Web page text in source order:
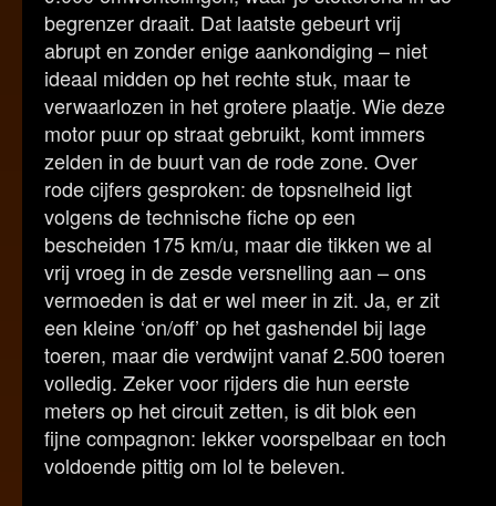
begrenzer draait. Dat laatste gebeurt vrij
abrupt en zonder enige aankondiging – niet
ideaal midden op het rechte stuk, maar te
verwaarlozen in het grotere plaatje. Wie deze
motor puur op straat gebruikt, komt immers
zelden in de buurt van de rode zone. Over
rode cijfers gesproken: de topsnelheid ligt
volgens de technische fiche op een
bescheiden 175 km/u, maar die tikken we al
vrij vroeg in de zesde versnelling aan – ons
vermoeden is dat er wel meer in zit. Ja, er zit
een kleine ‘on/off’ op het gashendel bij lage
toeren, maar die verdwijnt vanaf 2.500 toeren
volledig. Zeker voor rijders die hun eerste
meters op het circuit zetten, is dit blok een
fijne compagnon: lekker voorspelbaar en toch
voldoende pittig om lol te beleven.